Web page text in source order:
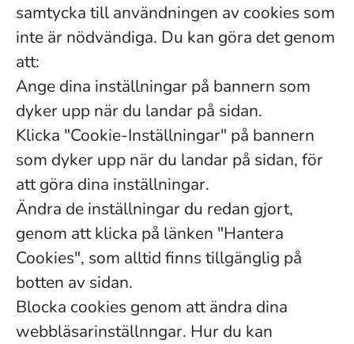
samtycka till användningen av cookies som
inte är nödvändiga. Du kan göra det genom
att:
Ange dina inställningar på bannern som
dyker upp när du landar på sidan.
Klicka "Cookie-Inställningar" på bannern
som dyker upp när du landar på sidan, för
att göra dina inställningar.
Ändra de inställningar du redan gjort,
genom att klicka på länken "Hantera
Cookies", som alltid finns tillgänglig på
botten av sidan.
Blocka cookies genom att ändra dina
webbläsarinställnngar. Hur du kan